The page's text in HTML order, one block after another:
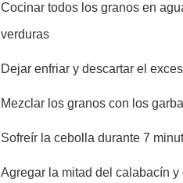
Cocinar todos los granos en
verduras
Dejar enfriar y descartar el
Mezclar los granos con los
Sofreír la cebolla durante 7
Agregar la mitad del calabacín